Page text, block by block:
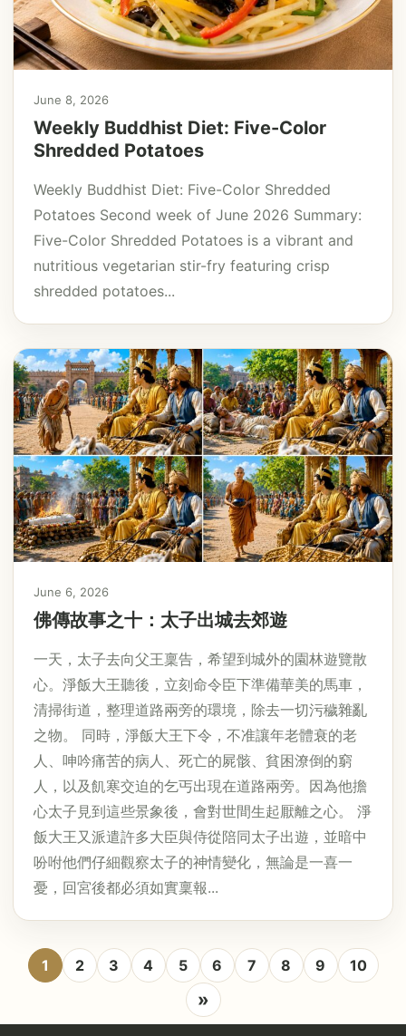
June 8, 2026
Weekly Buddhist Diet: Five-Color
Shredded Potatoes
Weekly Buddhist Diet: Five-Color Shredded
Potatoes Second week of June 2026 Summary:
Five-Color Shredded Potatoes is a vibrant and
nutritious vegetarian stir-fry featuring crisp
shredded potatoes...
June 6, 2026
佛傳故事之十：太子出城去郊遊
一天，太子去向父王稟告，希望到城外的園林遊覽散
心。淨飯大王聽後，立刻命令臣下準備華美的馬車，
清掃街道，整理道路兩旁的環境，除去一切污穢雜亂
之物。 同時，淨飯大王下令，不准讓年老體衰的老
人、呻吟痛苦的病人、死亡的屍骸、貧困潦倒的窮
人，以及飢寒交迫的乞丐出現在道路兩旁。因為他擔
心太子見到這些景象後，會對世間生起厭離之心。 淨
飯大王又派遣許多大臣與侍從陪同太子出遊，並暗中
吩咐他們仔細觀察太子的神情變化，無論是一喜一
憂，回宮後都必須如實稟報...
1 2 3 4 5 6 7 8 9 10
»